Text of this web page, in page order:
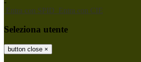
-
Entra con SPID Entra con CIE
Seleziona utente
button close ×